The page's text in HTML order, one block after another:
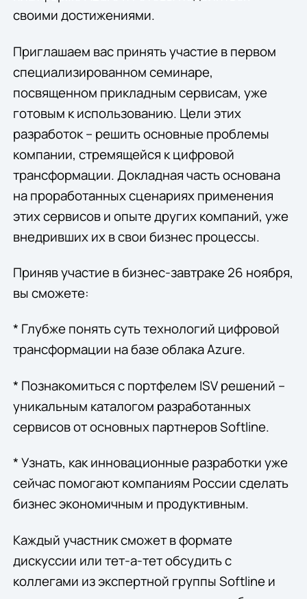
своими достижениями.
Приглашаем вас принять участие в первом
специализированном семинаре,
посвященном прикладным сервисам, уже
готовым к использованию. Цели этих
разработок – решить основные проблемы
компании, стремящейся к цифровой
трансформации. Докладная часть основана
на проработанных сценариях применения
этих сервисов и опыте других компаний, уже
внедривших их в свои бизнес процессы.
Приняв участие в бизнес-завтраке 26 ноября,
вы сможете:
* Глубже понять суть технологий цифровой
трансформации на базе облака Azure.
* Познакомиться с портфелем ISV решений –
уникальным каталогом разработанных
сервисов от основных партнеров Softline.
* Узнать, как инновационные разработки уже
сейчас помогают компаниям России сделать
бизнес экономичным и продуктивным.
Каждый участник сможет в формате
дискуссии или тет-а-тет обсудить с
коллегами из экспертной группы Softline и